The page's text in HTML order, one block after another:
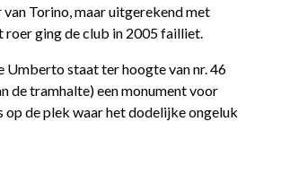
Torino, maar uitgerekend met
roer ging de club in 2005 failliet.
Umberto staat ter hoogte van nr. 46
de tramhalte) een monument voor
op de plek waar het dodelijke ongeluk